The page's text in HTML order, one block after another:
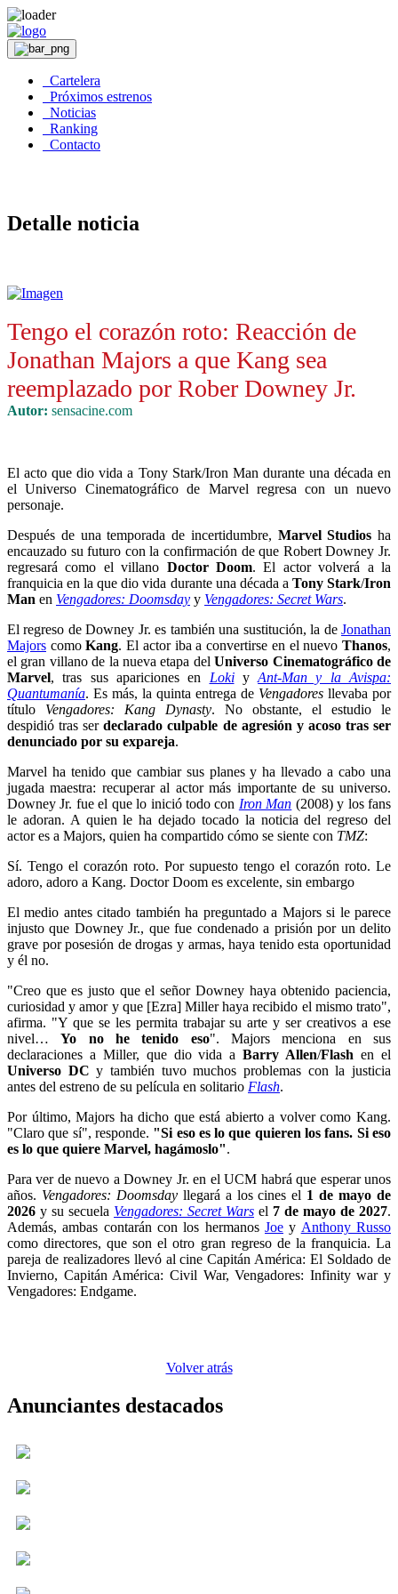
Cartelera
Próximos estrenos
Noticias
Ranking
Contacto
Detalle noticia
Tengo el corazón roto: Reacción de
Jonathan Majors a que Kang sea
reemplazado por Rober Downey Jr.
Autor: sensacine.com
El acto que dio vida a Tony Stark/Iron Man durante una década en
el Universo Cinematográfico de Marvel regresa con un nuevo
personaje.
Después de una temporada de incertidumbre, Marvel Studios ha
encauzado su futuro con la confirmación de que Robert Downey Jr.
regresará como el villano Doctor Doom. El actor volverá a la
franquicia en la que dio vida durante una década a Tony Stark/Iron
Man en Vengadores: Doomsday y Vengadores: Secret Wars.
El regreso de Downey Jr. es también una sustitución, la de Jonathan
Majors comoKang. El actor iba a convertirse en el nuevoThanos,
el gran villano de la nueva etapa delUniverso Cinematográfico de
Marvel, tras sus apariciones en LokiyAnt-Man y la Avispa:
Quantumanía. Es más, la quinta entrega de Vengadores llevaba por
título Vengadores: Kang Dynasty. No obstante, el estudio le
despidió tras serdeclarado culpable de agresión y acoso tras ser
denunciado por su expareja.
Marvel ha tenido que cambiar sus planes y ha llevado a cabo una
jugada maestra: recuperar al actor más importante de su universo.
Downey Jr. fue el que lo inició todo con Iron Man (2008) y los fans
le adoran. A quien le ha dejado tocado la noticia del regreso del
actor es a Majors, quien ha compartido cómo se siente con TMZ:
Sí. Tengo el corazón roto. Por supuesto tengo el corazón roto. Le
adoro, adoro a Kang. Doctor Doom es excelente, sin embargo
El medio antes citado también ha preguntado a Majors si le parece
injusto que Downey Jr., que fue condenado a prisión por un delito
grave por posesión de drogas y armas, haya tenido esta oportunidad
y él no.
"Creo que es justo que el señor Downey haya obtenido paciencia,
curiosidad y amor y que [Ezra] Miller haya recibido el mismo trato",
afirma. "Y que se les permita trabajar su arte y ser creativos a ese
nivel…Yo no he tenido eso". Majors menciona en sus
declaraciones a Miller, que dio vida aBarry Allen/Flash en el
Universo DC y también tuvo muchos problemas con la justicia
antes del estreno de su película en solitario Flash.
Por último, Majors ha dicho que está abierto a volver como Kang.
"Claro que sí", responde. "Si eso es lo que quieren los fans. Si eso
es lo que quiere Marvel, hagámoslo".
Para ver de nuevo a Downey Jr. en el UCM habrá que esperar unos
años. Vengadores: Doomsdayllegará a los cines el 1 de mayo de
2026 y su secuela Vengadores: Secret Wars el 7 de mayo de 2027.
Además, ambas contarán con los hermanos Joe y Anthony Russo
como directores, que son el otro gran regreso de la franquicia. La
pareja de realizadores llevó al cine Capitán América: El Soldado de
Invierno, Capitán América: Civil War, Vengadores: Infinity war y
Vengadores: Endgame.
Volver atrás
Anunciantes destacados